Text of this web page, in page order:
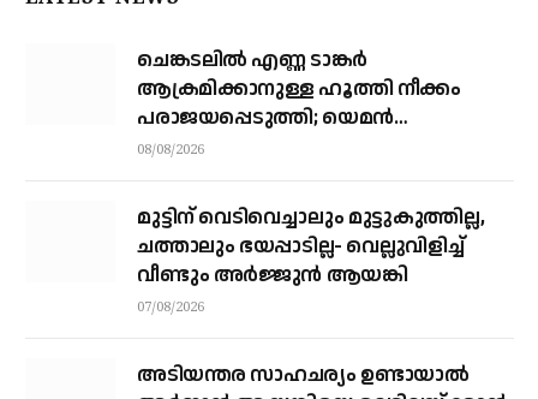
ചെങ്കടലില്‍ എണ്ണ ടാങ്കര്‍
ആക്രമിക്കാനുള്ള ഹൂത്തി നീക്കം
പരാജയപ്പെടുത്തി; യെമൻ
സംഘർഷത്തിലേക്ക് നീങ്ങുന്നുവെന്ന്
08/08/2026
മുട്ടിന് വെടിവെച്ചാലും മുട്ടുകുത്തില്ല,
ചത്താലും ഭയപ്പാടില്ല- വെല്ലുവിളിച്ച്
വീണ്ടും അർജ്ജുൻ ആയങ്കി
07/08/2026
അടിയന്തര സാഹചര്യം ഉണ്ടായാല്‍